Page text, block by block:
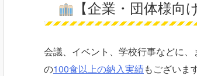
【企業・団体様向
会議、イベント、学校行事などに
の100食以上の納入実績もございます